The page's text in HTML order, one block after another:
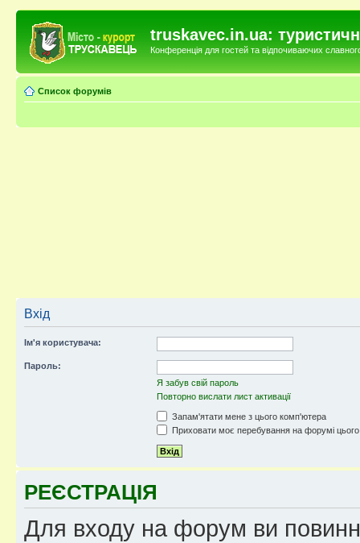
truskavec.in.ua:
Конференція для гостей та відпочиваючих
Список форумів
Вхід
Ім'я користувача:
Пароль:
Я забув свій пароль
Повторно вислати лист активації
Запам'ятати мене з цього комп'ютера
Приховати моє перебування на форумі
РЕЄСТРАЦІЯ
Для входу на форум ви